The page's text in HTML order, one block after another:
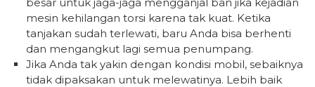
mesin kehilangan torsi karena tak kuat. Ketika
tanjakan sudah terlewati, baru Anda bisa berhenti
dan mengangkut lagi semua penumpang.
Jika Anda tak yakin dengan kondisi mobil, sebaiknya
tidak dipaksakan untuk melewatinya. Lebih baik